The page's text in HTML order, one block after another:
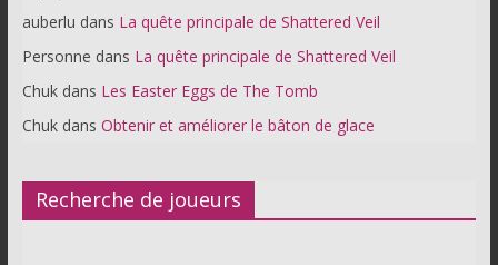
auberlu dans La quête principale de Shattered Veil
Personne dans La quête principale de Shattered Veil
Chukdans Les Easter Eggs de The Tomb
Chukdans Obtenir et améliorer le bâton de glace
Recherche de joueurs